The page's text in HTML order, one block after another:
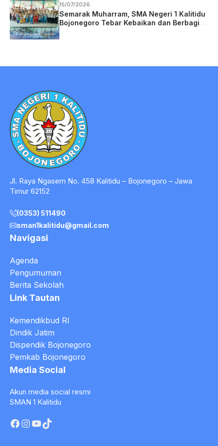
15/07/2026
Semarak Muharram, SMA Negeri 1 Kalitidu
Bojonegoro Tebar Kebaikan dan Berbagi
Jl. Raya Ngasem No. 458 Kalitidu – Bojonegoro – Jawa
Timur 62152
(0353) 511490
sman1kalitidu@gmail.com
Navigasi
Agenda
Pengumuman
Berita Sekolah
Link Tautan
Kemendikbud RI
Dindik Jatim
Dispendik Bojonegoro
Pemkab Bojonegoro
Media Social
Akun media social resmi
SMAN 1 Kalitidu
Facebook
Instagram
YouTube
TikTok